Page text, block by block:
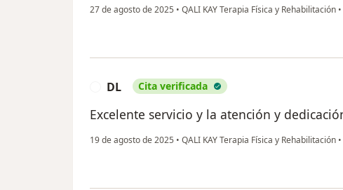
27 de agosto de 2025 • QALI KAY Terapia Física y Rehabilitación •
DL Cita verificada
Excelente servicio y la atención y
19 de agosto de 2025 • QALI KAY Terapia Física y Rehabilitación •